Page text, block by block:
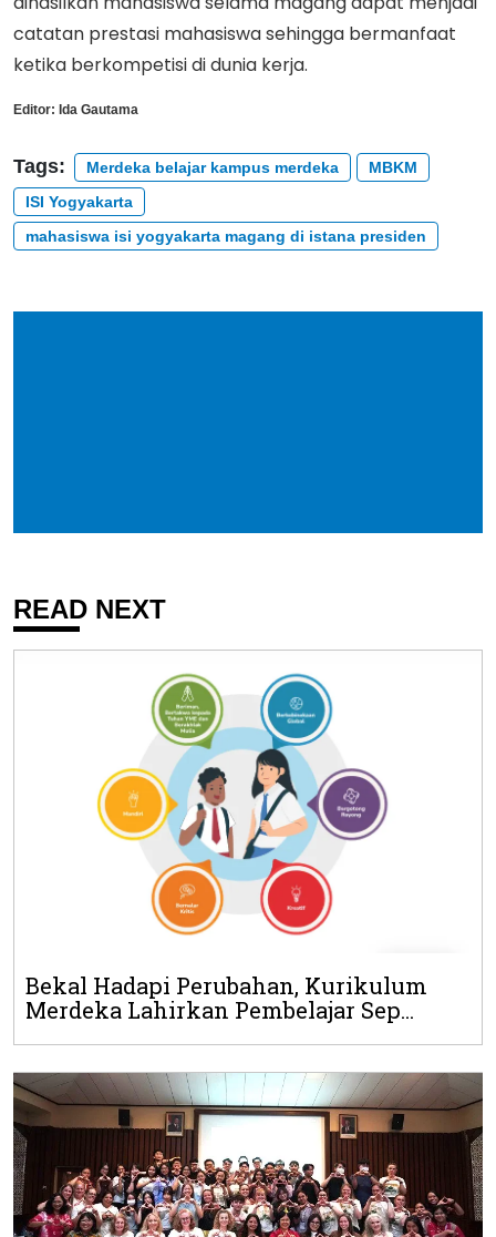
catatan prestasi mahasiswa sehingga bermanfaat
ketika berkompetisi di dunia kerja.
Editor: Ida Gautama
Tags: Merdeka belajar kampus merdeka
MBKM
ISI Yogyakarta
mahasiswa isi yogyakarta magang di istana presiden
READ NEXT
Bekal Hadapi Perubahan, Kurikulum
Merdeka Lahirkan Pembelajar Sep...